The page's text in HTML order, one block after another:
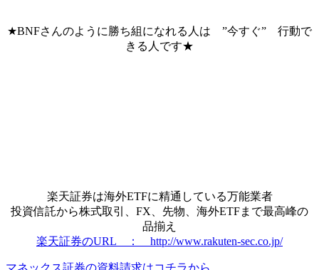
★BNFさんのように勝ち組になれる人は ”今すぐ” 行動で
きる人です★
楽天証券は海外ETFに精通している万能業者
投資信託から株式取引、FX、先物、海外ETFまで最高峰の
品揃え
楽天証券のURL ： http://www.rakuten-sec.co.jp/